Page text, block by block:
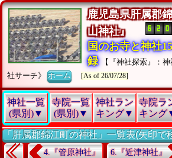
鹿児島県肝属郡
山神社』
国のお寺と神社
録
【『神社探索』：
社サーチ》ホーム [As of 26/07/28]
神社一覧
(県別)▼
寺院一覧
(県別)▼
神社ラン
キング▼
寺院ラ
キング
「肝属郡錦江町の神社」一覧表(矢印で
4.『管原神社』 6.『近津神社』